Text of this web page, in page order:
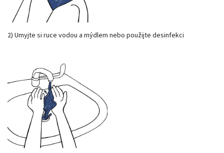
2) Umyjte si ruce vodou a mýdlem nebo použijte desinfekci